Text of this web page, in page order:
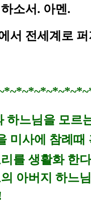
소서. 아멘.
서 전세계로
하느님을 모르
미사에 참례
를 생활화 한
아버지 하느